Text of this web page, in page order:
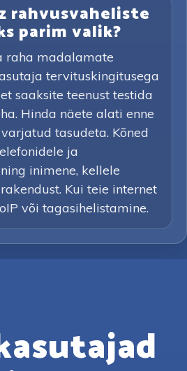
rahvusvaheliste
parim valik?
raha madalamate
tervituskingitusega
saaksite teenust testida
Hinda näete alati enne
tasudeta. Kõned
ja
inimene, kellele
Kui teie internet
või tagasihelistamine.